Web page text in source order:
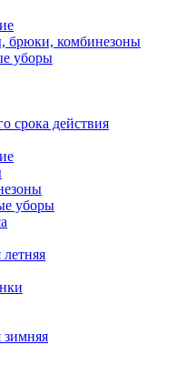
брюки, комбинезоны
уборы
срока действия
уборы
зимняя